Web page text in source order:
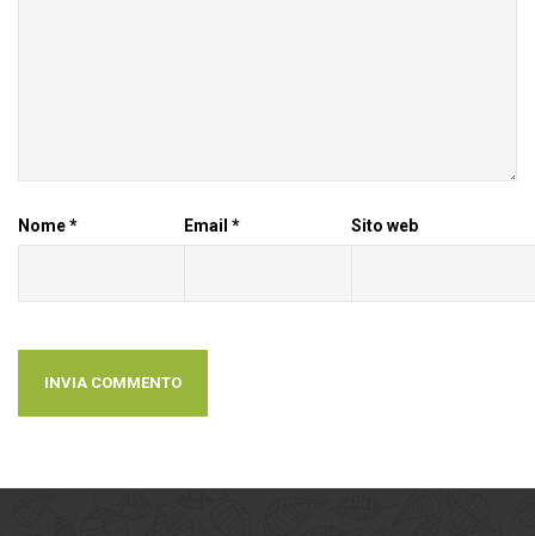
Nome* Email* Sito web